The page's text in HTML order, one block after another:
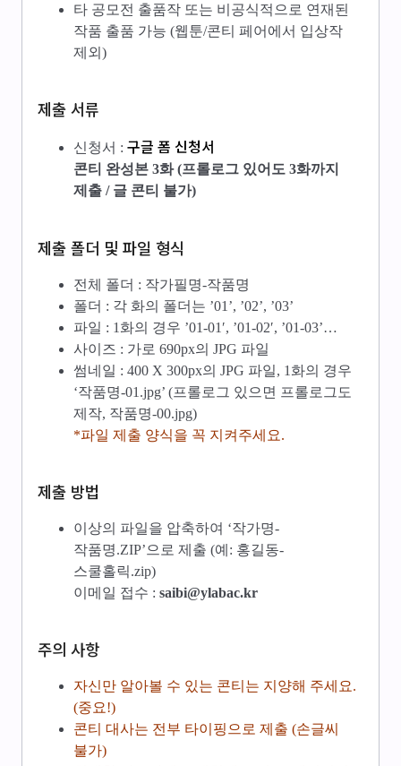
타 공모전 출품작 또는 비공식적으로 연재된
작품 출품 가능 (웹툰/콘티 페어에서 입상작
제외)
제출 서류
신청서 : 구글 폼 신청서
콘티 완성본 3화 (프롤로그 있어도 3화까지
제출 / 글 콘티 불가)
제출 폴더 및 파일 형식
전체 폴더 : 작가필명-작품명
폴더 : 각 화의 폴더는 ’01’, ’02’, ’03’
파일 : 1화의 경우 ’01-01′, ’01-02′, ’01-03’…
사이즈 : 가로 690px의 JPG 파일
썸네일 : 400 X 300px의 JPG 파일, 1화의 경우
‘작품명-01.jpg’ (프롤로그 있으면 프롤로그도
제작, 작품명-00.jpg)
*파일 제출 양식을 꼭 지켜주세요.
제출 방법
이상의 파일을 압축하여 ‘작가명-
작품명.ZIP’으로 제출 (예: 홍길동-
스쿨홀릭.zip)
이메일 접수 : saibi@ylabac.kr
주의 사항
자신만 알아볼 수 있는 콘티는 지양해 주세요.
(중요!)
콘티 대사는 전부 타이핑으로 제출 (손글씨
불가)